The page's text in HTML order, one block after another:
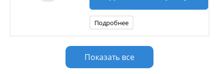
Подробнее
Показать все